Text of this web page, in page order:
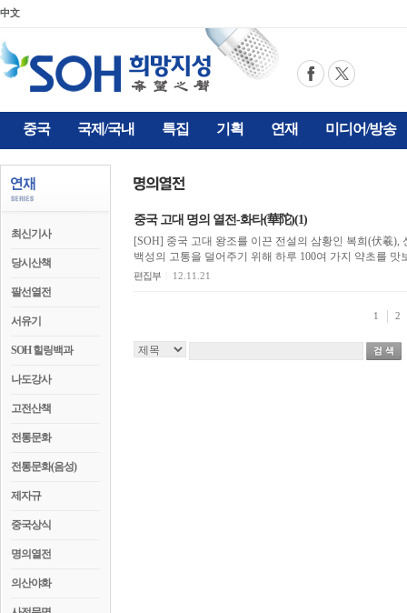
中文
중국 국제/국내 특집 기획 연재 미디어/방송
최신기사
당시산책
팔선열전
서유기
SOH 힐링백과
나도강사
고전산책
전통문화
전통문화(음성)
제자규
중국상식
명의열전
의산야화
중국 고대 명의 열전-화타(華陀)(1)
[SOH] 중국 고대 왕조를 이끈 전설의 삼황인 복희(伏羲
백성의 고통을 덜어주기 위해 하루 100여 가지 약초를
편집부 12.11.21
1 2